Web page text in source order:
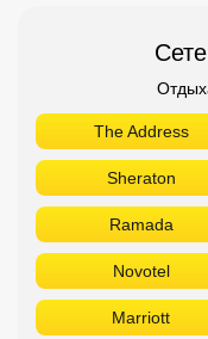
The Address
Sheraton
Ramada
Novotel
Marriott